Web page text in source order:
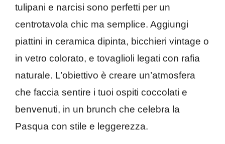
tulipani e narcisi sono perfetti per un
centrotavola chic ma semplice. Aggiungi
piattini in ceramica dipinta, bicchieri vintage o
in vetro colorato, e tovaglioli legati con rafia
naturale. L’obiettivo è creare un’atmosfera
che faccia sentire i tuoi ospiti coccolati e
benvenuti, in un brunch che celebra la
Pasqua con stile e leggerezza.